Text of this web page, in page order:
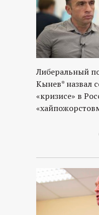
р
т
а
л
Либеральный
Кынев* назвал
«кризисе» в